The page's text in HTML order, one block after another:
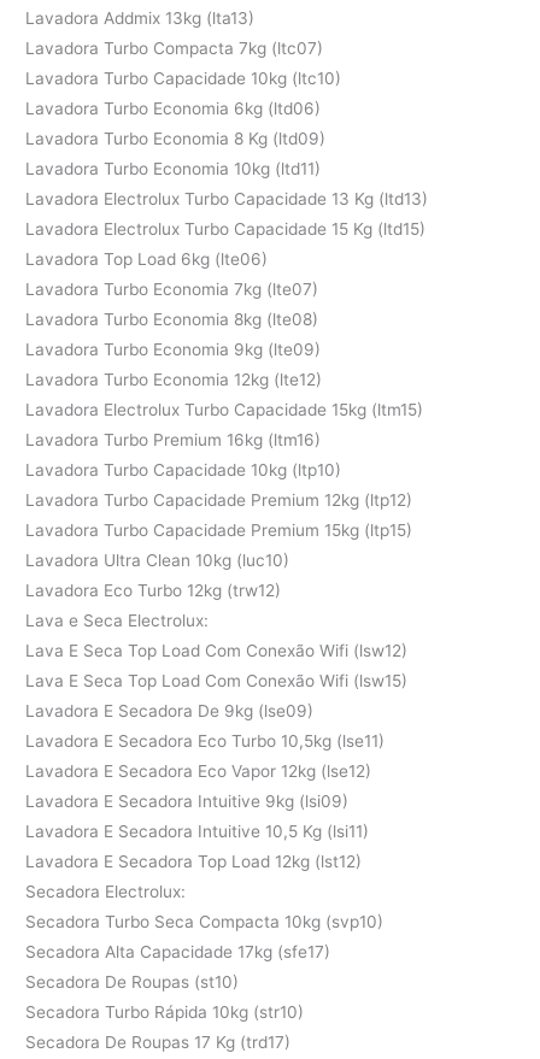
Lavadora Addmix 13kg (lta13)
Lavadora Turbo Compacta 7kg (ltc07)
Lavadora Turbo Capacidade 10kg (ltc10)
Lavadora Turbo Economia 6kg (ltd06)
Lavadora Turbo Economia 8 Kg (ltd09)
Lavadora Turbo Economia 10kg (ltd11)
Lavadora Electrolux Turbo Capacidade 13 Kg (ltd13)
Lavadora Electrolux Turbo Capacidade 15 Kg (ltd15)
Lavadora Top Load 6kg (lte06)
Lavadora Turbo Economia 7kg (lte07)
Lavadora Turbo Economia 8kg (lte08)
Lavadora Turbo Economia 9kg (lte09)
Lavadora Turbo Economia 12kg (lte12)
Lavadora Electrolux Turbo Capacidade 15kg (ltm15)
Lavadora Turbo Premium 16kg (ltm16)
Lavadora Turbo Capacidade 10kg (ltp10)
Lavadora Turbo Capacidade Premium 12kg (ltp12)
Lavadora Turbo Capacidade Premium 15kg (ltp15)
Lavadora Ultra Clean 10kg (luc10)
Lavadora Eco Turbo 12kg (trw12)
Lava e Seca Electrolux:
Lava E Seca Top Load Com Conexão Wifi (lsw12)
Lava E Seca Top Load Com Conexão Wifi (lsw15)
Lavadora E Secadora De 9kg (lse09)
Lavadora E Secadora Eco Turbo 10,5kg (lse11)
Lavadora E Secadora Eco Vapor 12kg (lse12)
Lavadora E Secadora Intuitive 9kg (lsi09)
Lavadora E Secadora Intuitive 10,5 Kg (lsi11)
Lavadora E Secadora Top Load 12kg (lst12)
Secadora Electrolux:
Secadora Turbo Seca Compacta 10kg (svp10)
Secadora Alta Capacidade 17kg (sfe17)
Secadora De Roupas (st10)
Secadora Turbo Rápida 10kg (str10)
Secadora De Roupas 17 Kg (trd17)